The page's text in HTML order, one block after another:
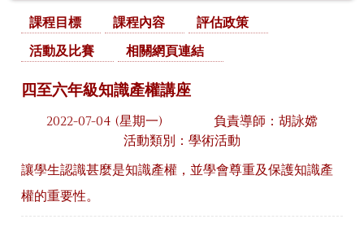
課程目標 課程內容
評估政策
活動及比賽
相關網頁連結
四至六年級知識產權講座
2022-07-04 (星期一)
負責導師：胡詠嫦
活動類別：學術活動
讓學生認識甚麼是知識產權，並學會尊重及保護知識產
權的重要性。